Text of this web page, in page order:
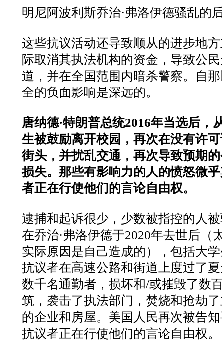
明尼阿波利斯乔治·弗洛伊德骚乱的
这些抗议活动还导致顺从的进步地
际取消其执法机构的资金，导致公
道，并在全国范围内暗杀警察。自
全的负面影响是深远的。
唐纳德·特朗普总统2016年当选后，
生被鼓励离开校园，再次在没有许
街头，并扰乱交通，再次导致预期
损失。那些有影响力的人的愤怒微
者正在行使他们的言论自由权。
逮捕和起诉很少，少数被指控的人
在乔治·弗洛伊德于2020年去世后（
实际原因是自己造成的），包括大
抗议者在高速公路和街道上度过了
数千名通勤者，损坏和/或摧毁了数
筑，袭击了执法部门，焚烧和抢劫
的企业和房屋。美国人民再次被告
抗议者正在行使他们的言论自由权。